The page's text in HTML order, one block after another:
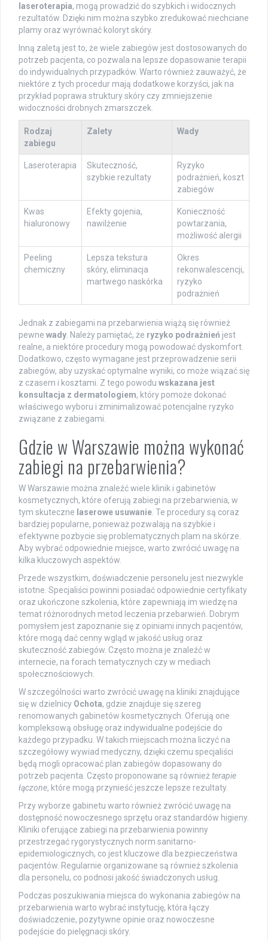
laseroterapia, mogą prowadzić do szybkich i widocznych
rezultatów. Dzięki nim można szybko zredukować niechciane
plamy oraz wyrównać koloryt skóry.
Inną zaletą jest to, że wiele zabiegów jest dostosowanych do
potrzeb pacjenta, co pozwala na lepsze dopasowanie terapii
do indywidualnych przypadków. Warto również zauważyć, że
niektóre z tych procedur mają dodatkowe korzyści, jak na
przykład poprawa struktury skóry czy zmniejszenie
widoczności drobnych zmarszczek.
Rodzaj
zabiegu
Zalety Wady
Laseroterapia
Skuteczność,
szybkie rezultaty
Ryzyko
podrażnień, koszt
zabiegów
Kwas
hialuronowy
Efekty gojenia,
nawilżenie
Konieczność
powtarzania,
możliwość alergii
Peeling
chemiczny
Lepsza tekstura
skóry, eliminacja
martwego naskórka
Okres
rekonwalescencji,
ryzyko
podrażnień
Jednak z zabiegami na przebarwienia wiążą się również
pewne wady . Należy pamiętać, że ryzyko podrażnień jest
realne, a niektóre procedury mogą powodować dyskomfort.
Dodatkowo, często wymagane jest przeprowadzenie serii
zabiegów, aby uzyskać optymalne wyniki, co może wiązać się
z czasem i kosztami. Z tego powodu wskazana jest
konsultacja z dermatologiem, który pomoże dokonać
właściwego wyboru i zminimalizować potencjalne ryzyko
związane z zabiegami.
Gdzie w Warszawie można wykonać
zabiegi na przebarwienia?
W Warszawie można znaleźć wiele klinik i gabinetów
kosmetycznych, które oferują zabiegi na przebarwienia, w
tym skuteczne laserowe usuwanie . Te procedury są coraz
bardziej popularne, ponieważ pozwalają na szybkie i
efektywne pozbycie się problematycznych plam na skórze.
Aby wybrać odpowiednie miejsce, warto zwrócić uwagę na
kilka kluczowych aspektów.
Przede wszystkim, doświadczenie personelu jest niezwykle
istotne. Specjaliści powinni posiadać odpowiednie certyfikaty
oraz ukończone szkolenia, które zapewniają im wiedzę na
temat różnorodnych metod leczenia przebarwień. Dobrym
pomysłem jest zapoznanie się z opiniami innych pacjentów,
które mogą dać cenny wgląd w jakość usług oraz
skuteczność zabiegów. Często można je znaleźć w
internecie, na forach tematycznych czy w mediach
społecznościowych.
W szczególności warto zwrócić uwagę na kliniki znajdujące
się w dzielnicy Ochota, gdzie znajduje się szereg
renomowanych gabinetów kosmetycznych. Oferują one
kompleksową obsługę oraz indywidualne podejście do
każdego przypadku. W takich miejscach można liczyć na
szczegółowy wywiad medyczny, dzięki czemu specjaliści
będą mogli opracować plan zabiegów dopasowany do
potrzeb pacjenta. Często proponowane są również terapie
łączone, które mogą przynieść jeszcze lepsze rezultaty.
Przy wyborze gabinetu warto również zwrócić uwagę na
dostępność nowoczesnego sprzętu oraz standardów higieny.
Kliniki oferujące zabiegi na przebarwienia powinny
przestrzegać rygorystycznych norm sanitarno-
epidemiologicznych, co jest kluczowe dla bezpieczeństwa
pacjentów. Regularnie organizowane są również szkolenia
dla personelu, co podnosi jakość świadczonych usług.
Podczas poszukiwania miejsca do wykonania zabiegów na
przebarwienia warto wybrać instytucję, która łączy
doświadczenie, pozytywne opinie oraz nowoczesne
podejście do pielęgnacji skóry.